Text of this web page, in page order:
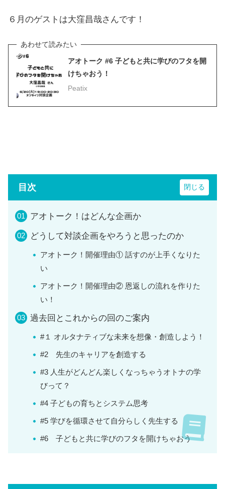
６月のゲストは大窪昌哉さんです！
アオトーク #6 子どもと共に学びのフタを開
けちゃおう！
Peatix
目次
アオトーク！はどんな企画か
どうして対談企画をやろうと思ったのか
アオトーク！開催理由① 話すのが上手くなりた
い
アオトーク！開催理由② 恩返しの流れを作りた
い！
過去回とこれからの回のご案内
#１ オルタナティブな未来を想像・創造しよう！
#2 先生のキャリアを創造する
#3 人生がどんどん楽しくなっちゃうオトナの学
びって？
#4 子どもの育ちとシステム思考
#5 学びを循環させて自分らしく先生する
#6 子どもと共に学びのフタを開けちゃおう